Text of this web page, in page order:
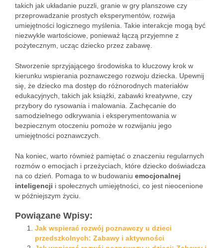
takich jak układanie puzzli, granie w gry planszowe czy
przeprowadzanie prostych eksperymentów, rozwija
umiejętności logicznego myślenia. Takie interakcje mogą być
niezwykle wartościowe, ponieważ łączą przyjemne z
pożytecznym, ucząc dziecko przez zabawę.
Stworzenie sprzyjającego środowiska to kluczowy krok w
kierunku wspierania poznawczego rozwoju dziecka. Upewnij
się, że dziecko ma dostęp do różnorodnych materiałów
edukacyjnych, takich jak książki, zabawki kreatywne, czy
przybory do rysowania i malowania. Zachęcanie do
samodzielnego odkrywania i eksperymentowania w
bezpiecznym otoczeniu pomoże w rozwijaniu jego
umiejętności poznawczych.
Na koniec, warto również pamiętać o znaczeniu regularnych
rozmów o emocjach i przeżyciach, które dziecko doświadcza
na co dzień. Pomaga to w budowaniu emocjonalnej
inteligencji i społecznych umiejętności, co jest nieocenione
w późniejszym życiu.
Powiązane Wpisy:
Jak wspierać rozwój poznawczy u dzieci
przedszkolnych: Zabawy i aktywności